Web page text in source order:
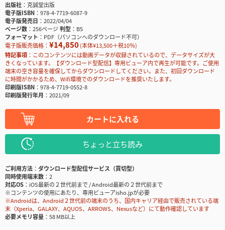
出版社
克誠堂出版
電子版ISBN
978-4-7719-6087-9
電子版発売日
2022/04/04
ページ数
256ページ判型
B5
フォーマット
PDF（パソコンへのダウンロード不可）
電子版販売価格： ¥14,850(本体¥13,500＋税10％)
特記事項
このコンテンツには動画データが収録されているので、データサイズが大
きくなっています。【ダウンロード型配信】専用ビューア内で再生が可能です。ご使用
端末の空き容量を確保してからダウンロードしてください。また、初回ダウンロード
に時間がかかるため、Wifi環境でのダウンロードを推奨いたします。
印刷版ISBN
978-4-7719-0552-8
印刷版発行年月
2021/09
カートに入れる
ちょっと立ち読み
ご利用方法
ダウンロード型配信サービス（買切型）
同時使用端末数
2
対応OS
iOS最新の２世代前まで / Android最新の２世代前まで
※コンテンツの使用にあたり、専用ビューアisho.jpが必要
※Androidは、Android２世代前の端末のうち、国内キャリア経由で販売されている端
末（Xperia、GALAXY、AQUOS、ARROWS、Nexusなど）にて動作確認しています
必要メモリ容量
58 MB以上